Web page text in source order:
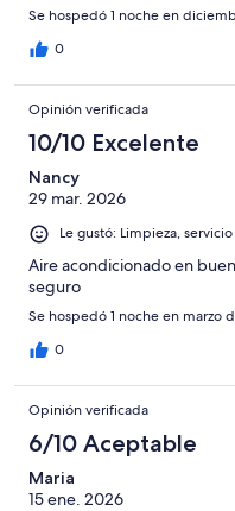
Se hospedó 1 noche en
0
Opinión verificada
10/10 Excelente
Nancy
29 mar. 2026
Le gustó: Limpieza,
Aire acondicionado en
seguro
Se hospedó 1 noche en marzo
0
Opinión verificada
6/10 Aceptable
Maria
15 ene. 2026